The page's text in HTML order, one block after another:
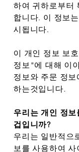
하여 귀하로부터
합니다. 이 정보
시됩니다.
이 개인 정보 보
정보"에 대해 이
정보와 주문 정
하는것입니다.
우리는 개인 정
겁입니까?
우리는 일반적으
보를 사용하여